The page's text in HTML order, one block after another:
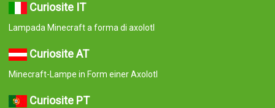
Curiosite IT
Lampada Minecraft a forma di axolotl
Curiosite AT
Minecraft-Lampe in Form einer Axolotl
Curiosite PT